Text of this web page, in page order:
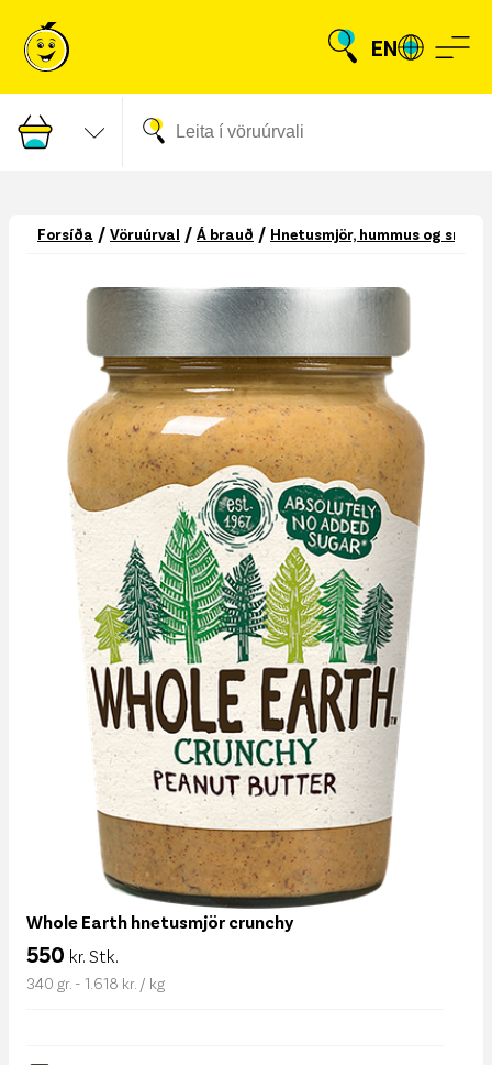
EN
Forsíða / Vöruúrval / Á brauð / Hnetusmjör, hummus og
Whole Earth hnetusmjör crunchy
550 kr. Stk.
340 gr. - 1.618 kr. / kg